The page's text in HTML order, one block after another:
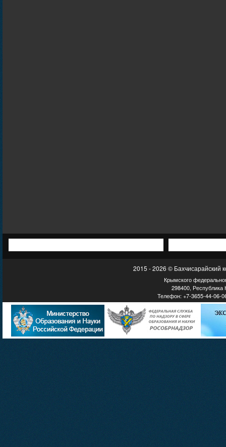
2015 - 2026 © Бахчисарайский
Крымского
298400, Республика
Телефон: +7-3655-44-06-